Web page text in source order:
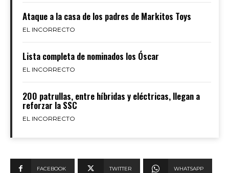
Ataque a la casa de los padres de Markitos Toys
EL INCORRECTO
Lista completa de nominados los Óscar
EL INCORRECTO
200 patrullas, entre híbridas y eléctricas, llegan a
reforzar la SSC
EL INCORRECTO
FACEBOOK TWITTER WHATSAPP